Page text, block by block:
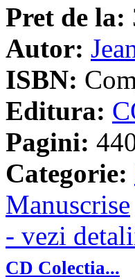
Pret de la:
Autor:
ISBN:
Editura:
Pagini:
Categorie:
Manuscrise
- vezi
CD Colectia...